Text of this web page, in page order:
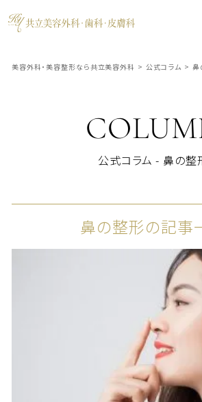
美容外科・美容整形なら共立美容外科 > 公式コラム > 鼻
公式コラム - 鼻の整
鼻の整形の記事